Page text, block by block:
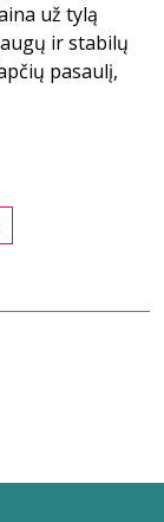
už tylą
ir stabilų
pasaulį,